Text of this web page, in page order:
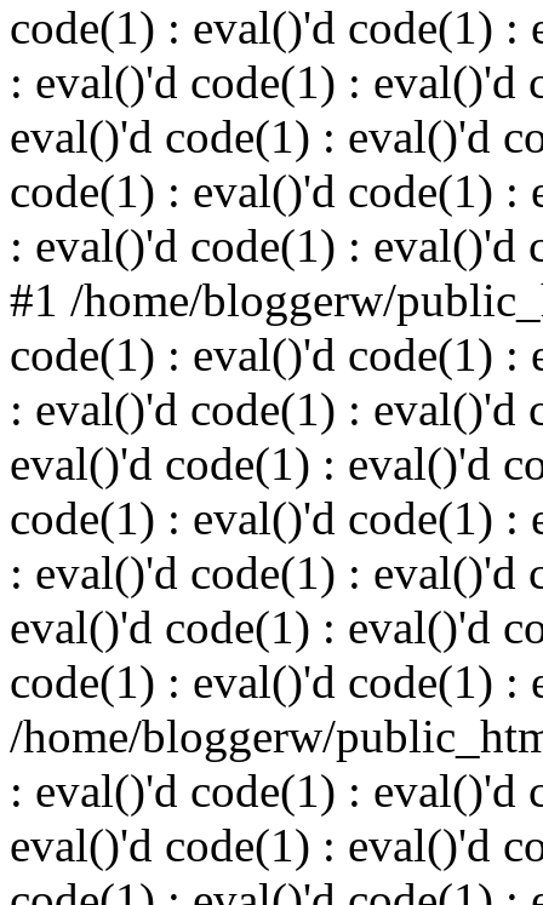
code(1) : eval()'d code(1) :
: eval()'d code(1) : eval()'d
eval()'d code(1) : eval()'d
code(1) : eval()'d code(1) :
: eval()'d code(1) : eval()'d
#1 /home/bloggerw/
code(1) : eval()'d code(1) :
: eval()'d code(1) : eval()'d
eval()'d code(1) : eval()'d
code(1) : eval()'d code(1) :
: eval()'d code(1) : eval()'d
eval()'d code(1) : eval()'d
code(1) : eval()'d code(1) :
/home/bloggerw/
: eval()'d code(1) : eval()'d
eval()'d code(1) : eval()'d